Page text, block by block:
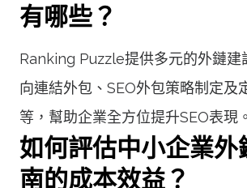
有哪些？
Ranking Puzzle提供多元的外鏈建
向連結外包、SEO外包策略制定及
等，幫助企業全方位提升SEO表現。
如何評估中小企業外
南的成本效益？